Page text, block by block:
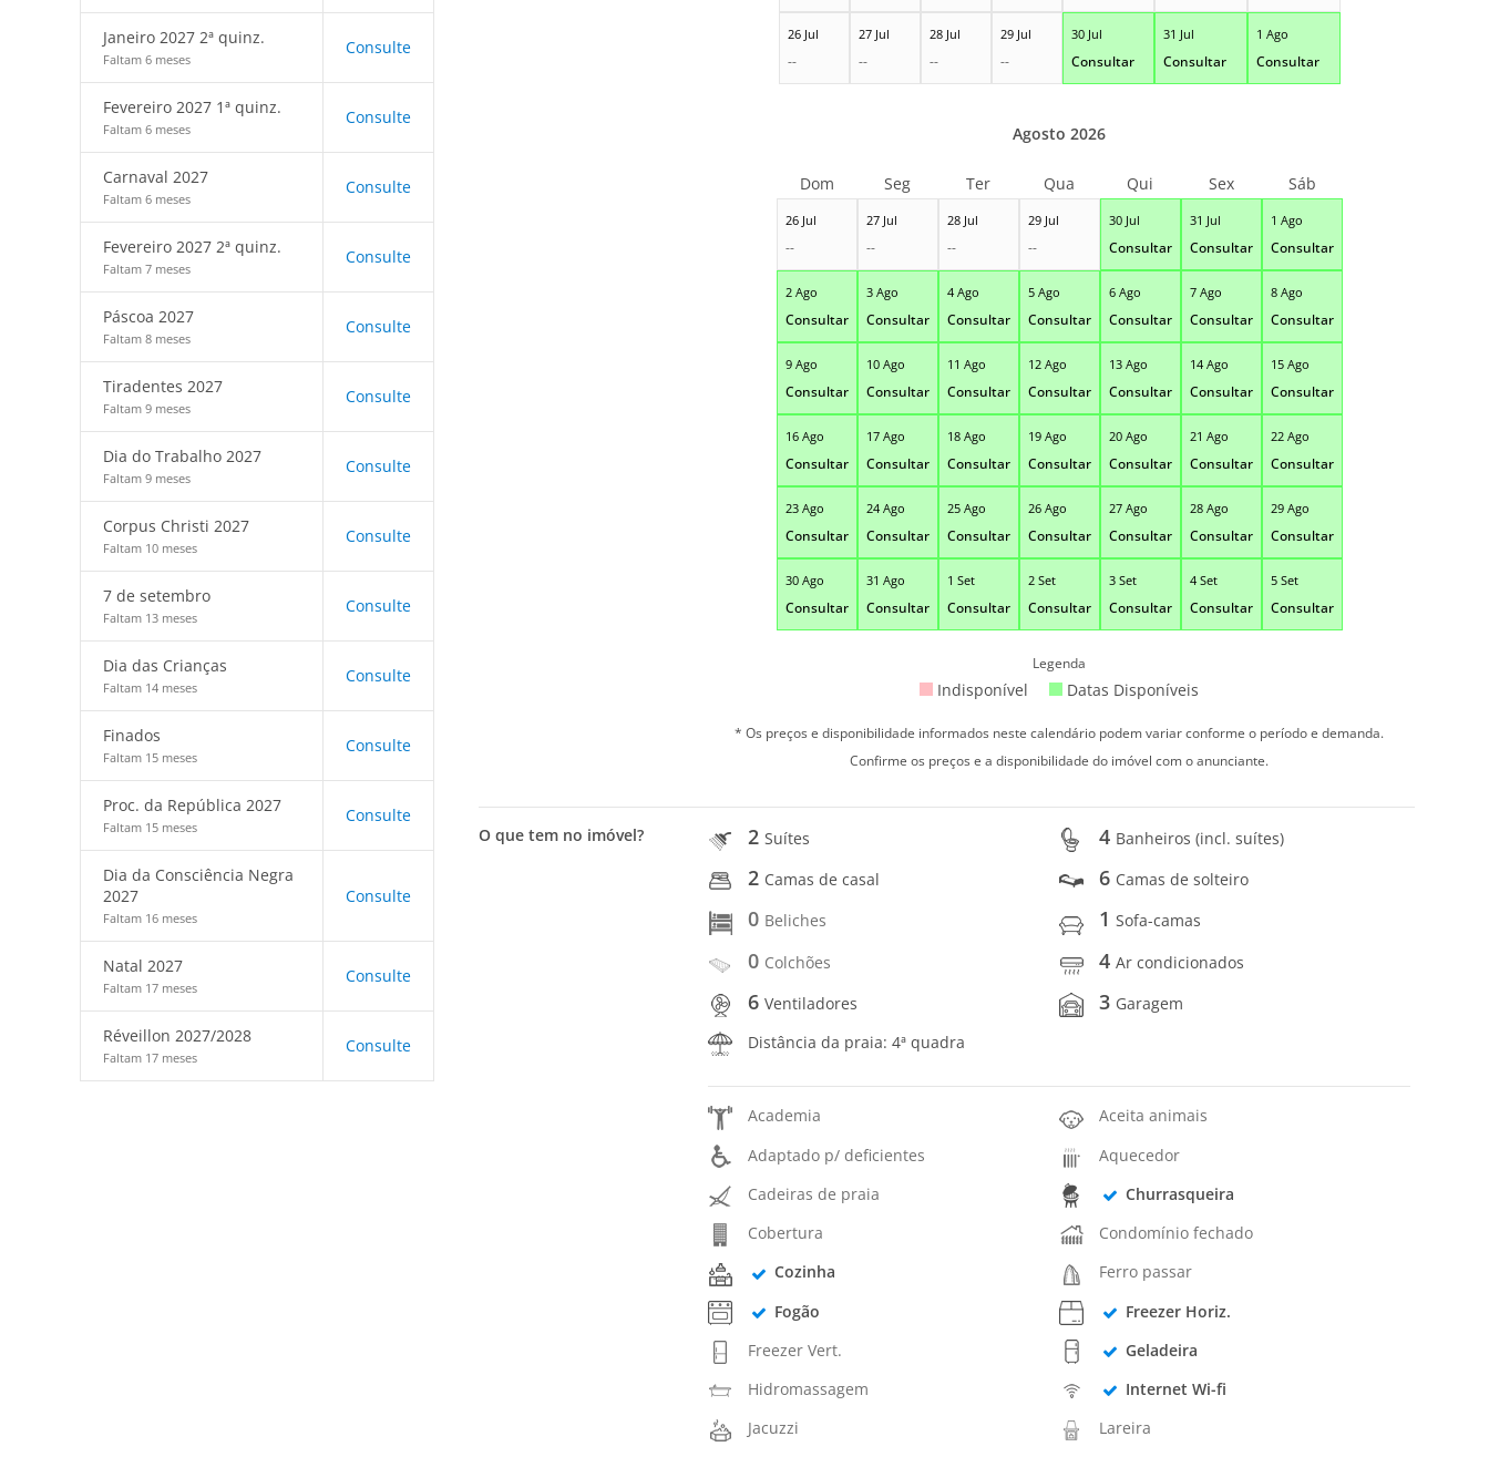
Janeiro 2027 2ª quinz.
Faltam 6 meses
Consulte
Fevereiro 2027 1ª quinz.
Faltam 6 meses
Consulte
Carnaval 2027
Faltam 6 meses
Consulte
Fevereiro 2027 2ª quinz.
Faltam 7 meses
Consulte
Páscoa 2027
Faltam 8 meses
Consulte
Tiradentes 2027
Faltam 9 meses
Consulte
Dia do Trabalho 2027
Faltam 9 meses
Consulte
Corpus Christi 2027
Faltam 10 meses
Consulte
7 de setembro
Faltam 13 meses
Consulte
Dia das Crianças
Faltam 14 meses
Consulte
Finados
Faltam 15 meses
Consulte
Proc. da República 2027
Faltam 15 meses
Consulte
Dia da Consciência Negra
2027
Faltam 16 meses
Consulte
Natal 2027
Faltam 17 meses
Consulte
Réveillon 2027/2028
Faltam 17 meses
Consulte
26 Jul
--
27 Jul
--
28 Jul
--
29 Jul
--
30 Jul
Consultar
31 Jul
Consultar
1 Ago
Consultar
26 Jul
--
27 Jul
--
28 Jul
--
29 Jul
--
30 Jul
Consultar
31 Jul
Consultar
1 Ago
Consultar
2 Ago
Consultar
3 Ago
Consultar
4 Ago
Consultar
5 Ago
Consultar
6 Ago
Consultar
7 Ago
Consultar
8 Ago
Consultar
9 Ago
Consultar
10 Ago
Consultar
11 Ago
Consultar
12 Ago
Consultar
13 Ago
Consultar
14 Ago
Consultar
15 Ago
Consultar
16 Ago
Consultar
17 Ago
Consultar
18 Ago
Consultar
19 Ago
Consultar
20 Ago
Consultar
21 Ago
Consultar
22 Ago
Consultar
23 Ago
Consultar
24 Ago
Consultar
25 Ago
Consultar
26 Ago
Consultar
27 Ago
Consultar
28 Ago
Consultar
29 Ago
Consultar
30 Ago
Consultar
31 Ago
Consultar
1 Set
Consultar
2 Set
Consultar
3 Set
Consultar
4 Set
Consultar
5 Set
Consultar
Agosto 2026
Dom Seg Ter Qua Qui Sex Sáb
Legenda
Indisponível Datas Disponíveis
* Os preços e disponibilidade informados neste calendário podem variar conforme o período e demanda.
Confirme os preços e a disponibilidade do imóvel com o anunciante.
O que tem no imóvel? 2Suítes 4 Banheiros (incl. suítes)
2 Camas de casal 6 Camas de solteiro
0 Beliches 1Sofa-camas
0 Colchões 4Ar condicionados
6Ventiladores 3 Garagem
Distância da praia: 4ª quadra
Academia
Aceita animais
Adaptado p/ deficientes
Aquecedor
Cadeiras de praia
Churrasqueira
Cobertura
Condomínio fechado
Cozinha
Ferro passar
Fogão
Freezer Horiz.
Freezer Vert.
Geladeira
Hidromassagem
Internet Wi-fi
Jacuzzi
Lareira